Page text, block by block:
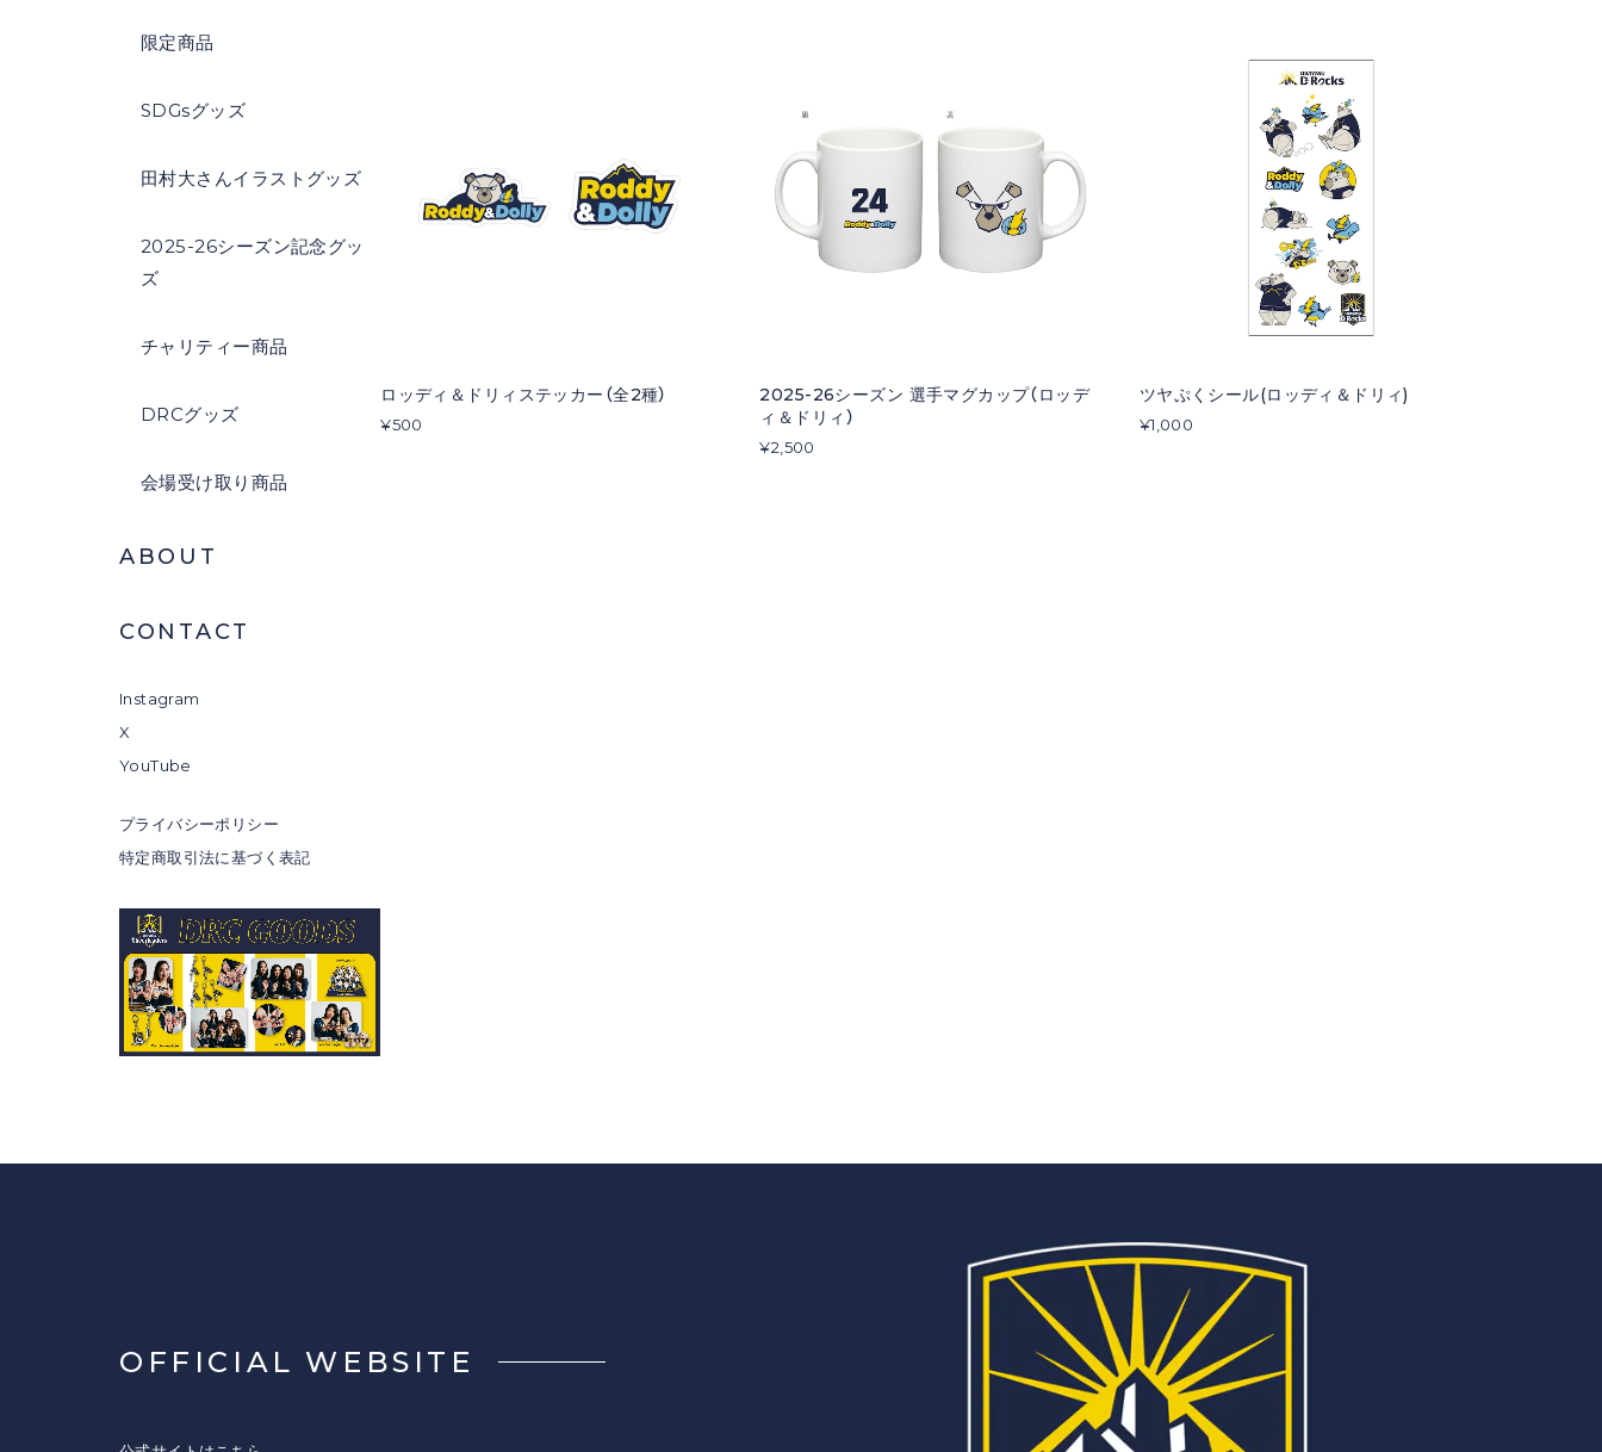
限定商品
SDGsグッズ
田村大さんイラストグッズ
2025-26シーズン記念グッ
ズ
チャリティー商品
DRCグッズ
会場受け取り商品
ABOUT
CONTACT
Instagram
X
YouTube
プライバシーポリシー
特定商取引法に基づく表記
ロッディ＆ドリィステッカー（全2種）
¥500
2025-26シーズン 選手マグカップ（ロッデ
ィ＆ドリィ）
¥2,500
ツヤぷくシール(ロッディ＆ドリィ)
¥1,000
OFFICIAL WEBSITE